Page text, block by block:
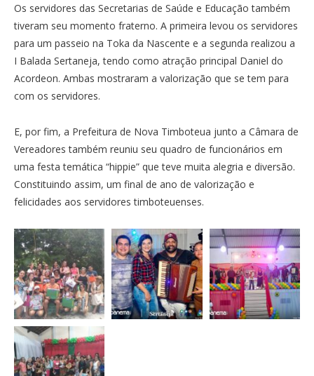
Os servidores das Secretarias de Saúde e Educação também
tiveram seu momento fraterno. A primeira levou os servidores
para um passeio na Toka da Nascente e a segunda realizou a
I Balada Sertaneja, tendo como atração principal Daniel do
Acordeon. Ambas mostraram a valorização que se tem para
com os servidores.
E, por fim, a Prefeitura de Nova Timboteua junto a Câmara de
Vereadores também reuniu seu quadro de funcionários em
uma festa temática “hippie” que teve muita alegria e diversão.
Constituindo assim, um final de ano de valorização e
felicidades aos servidores timboteuenses.